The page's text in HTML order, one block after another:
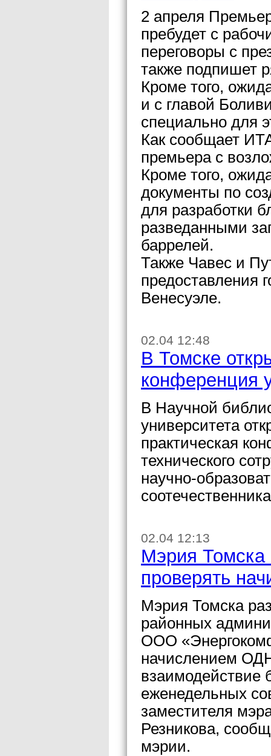
2 апреля
пребудет с
переговоры с
также подпишет
Кроме того,
и с главой
специально для
Как сообщает
премьера с
Кроме того,
документы по
для разработки
разведанными
баррелей.
Также Чавес и
предоставления
Венесуэле.
02.04 12:48
В Томске
конференция
В Научной
университета
практическая
технического
научно-
02.04 12:13
Мэрия Томска
проверять
Мэрия Томска
районных
ООО
начислением
взаимодействие
еженедельных
заместителя
Резникова,
мэрии.